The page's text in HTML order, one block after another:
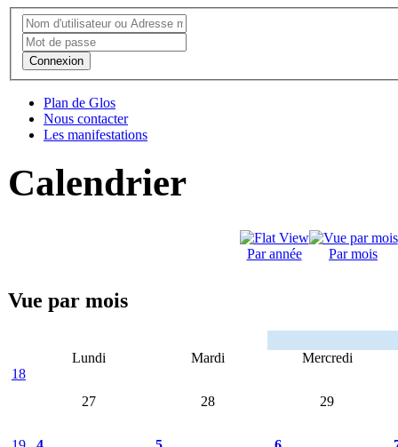
Connexion
Plan de Glos
Nous contacter
Les manifestations
Calendrier
Par année Par mois
Vue par mois
Lundi Mardi
Mercredi
18
27
28 29